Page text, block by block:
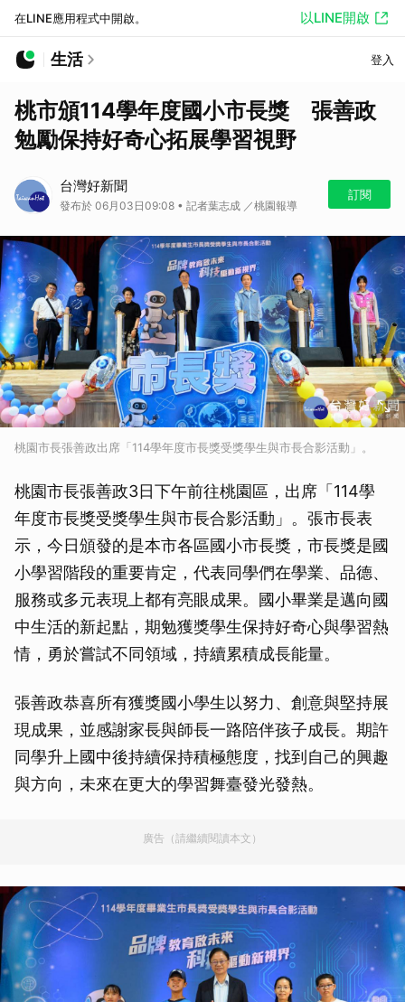
在LINE應用程式中開啟。 以LINE開啟
生活 登入
桃市頒114學年度國小市長獎 張善政
勉勵保持好奇心拓展學習視野
台灣好新聞
發布於 06月03日09:08 • 記者葉志成 ／桃園報導
訂閱
桃園市長張善政出席「114學年度市長獎受獎學生與市長合影活動」。
桃園市長張善政3日下午前往桃園區，出席「114學
年度市長獎受獎學生與市長合影活動」。張市長表
示，今日頒發的是本市各區國小市長獎，市長獎是國
小學習階段的重要肯定，代表同學們在學業、品德、
服務或多元表現上都有亮眼成果。國小畢業是邁向國
中生活的新起點，期勉獲獎學生保持好奇心與學習熱
情，勇於嘗試不同領域，持續累積成長能量。
張善政恭喜所有獲獎國小學生以努力、創意與堅持展
現成果，並感謝家長與師長一路陪伴孩子成長。期許
同學升上國中後持續保持積極態度，找到自己的興趣
與方向，未來在更大的學習舞臺發光發熱。
廣告（請繼續閱讀本文）